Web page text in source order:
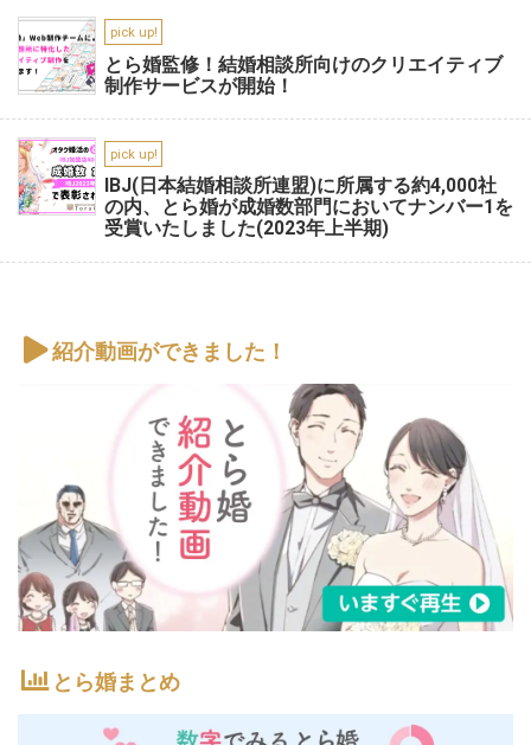
pick up!
とら婚監修！結婚相談所向けのクリエイティブ
制作サービスが開始！
pick up!
IBJ(日本結婚相談所連盟)に所属する約4,000社
の内、とら婚が成婚数部門においてナンバー1を
受賞いたしました(2023年上半期)
紹介動画ができました！
とら婚まとめ